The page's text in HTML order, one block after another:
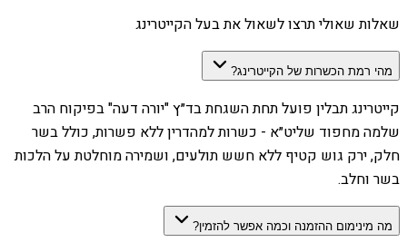
שאלות שאולי תרצו לשאול את בעל הקייטרינג
מהי רמת הכשרות של הקייטרינג?
קייטרינג תבלין פועל תחת השגחת בד״ץ "יורה דעה" בפיקוח הרב
שלמה מחפוד שליט״א - כשרות למהדרין ללא פשרות, כולל בשר
חלק, ירק גוש קטיף ללא חשש תולעים, ושמירה מוחלטת על הלכות
בשר וחלב.
מה מינימום ההזמנה וכמה אפשר להזמין?